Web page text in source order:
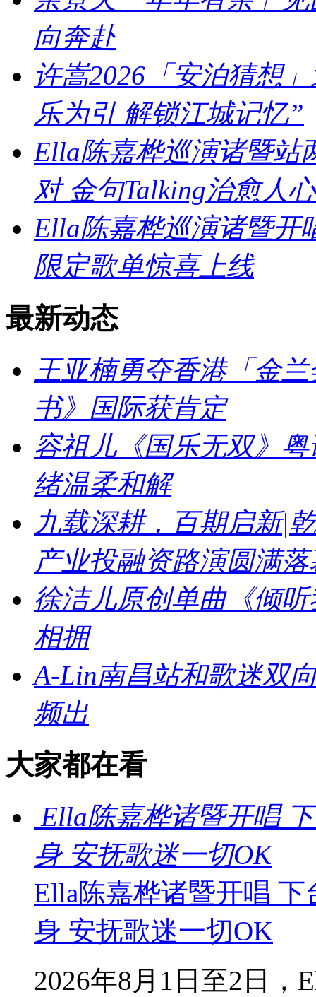
向奔赴
许嵩2026「安泊猜想
乐为引 解锁江城记忆”
Ella陈嘉桦巡演诸暨站
对 金句Talking治愈人心
Ella陈嘉桦巡演诸暨开
限定歌单惊喜上线
最新动态
王亚楠勇夺香港「金
书》国际获肯定
容祖儿《国乐无双》
绪温柔和解
九载深耕，百期启新|
产业投融资路演圆满落
徐洁儿原创单曲《倾
相拥
A-Lin南昌站和歌迷双
频出
大家都在看
Ella陈嘉桦诸暨开唱
身 安抚歌迷一切OK
Ella陈嘉桦诸暨开唱
身 安抚歌迷一切OK
2026年8月1日至2日，